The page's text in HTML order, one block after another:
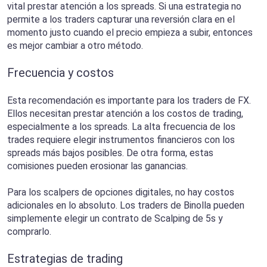
vital prestar atención a los spreads. Si una estrategia no
permite a los traders capturar una reversión clara en el
momento justo cuando el precio empieza a subir, entonces
es mejor cambiar a otro método.
Frecuencia y costos
Esta recomendación es importante para los traders de FX.
Ellos necesitan prestar atención a los costos de trading,
especialmente a los spreads. La alta frecuencia de los
trades requiere elegir instrumentos financieros con los
spreads más bajos posibles. De otra forma, estas
comisiones pueden erosionar las ganancias.
Para los scalpers de opciones digitales, no hay costos
adicionales en lo absoluto. Los traders de Binolla pueden
simplemente elegir un contrato de Scalping de 5s y
comprarlo.
Estrategias de trading